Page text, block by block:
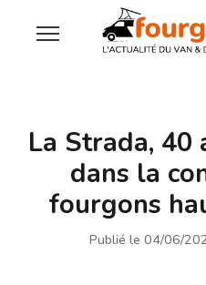
La Strada, 40
dans la
fourgons
Publié le 04/06/